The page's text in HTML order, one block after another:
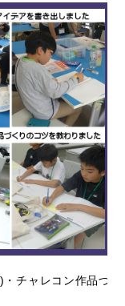
チャレコン作品づ